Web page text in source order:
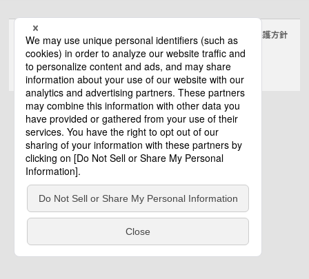
サイトのご利用にあたって クッキーポリシー 個人情報保護方針
電気・建築設備（ビジネス）
© Panasonic Electric Works Co., Ltd.